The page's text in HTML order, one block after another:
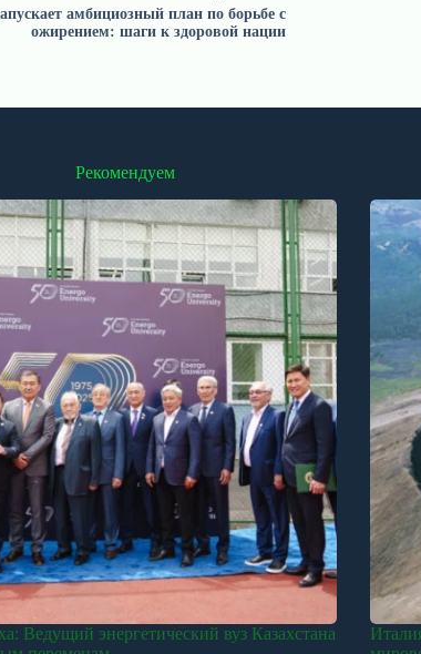
амбициозный план по борьбе с
ожирением: шаги к здоровой нации
Рекомендуем
Ведущий энергетический вуз Казахстана